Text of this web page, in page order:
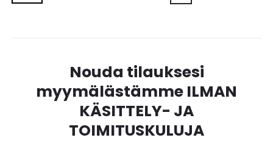
Nouda tilauksesi
myymälästämme ILMAN
KÄSITTELY- JA
TOIMITUSKULUJA